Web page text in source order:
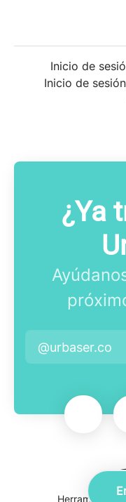
Inicio de
Inicio de
¿Ya
@urbaser.co
Herramientas